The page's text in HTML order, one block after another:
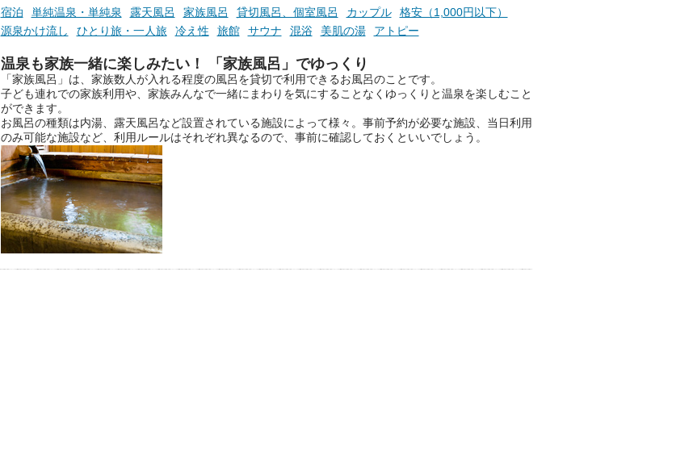
宿泊 単純温泉・単純泉 露天風呂 家族風呂 貸切風呂、個室風呂 カップル
格安（1,000円以下）
源泉かけ流し
ひとり旅・一人旅 冷え性 旅館 サウナ 混浴 美肌の湯 アトピー
温泉も家族一緒に楽しみたい！ 「家族風呂」でゆっくり
「家族風呂」は、家族数人が入れる程度の風呂を貸切で利用できるお風呂のことです。
子ども連れでの家族利用や、家族みんなで一緒にまわりを気にすることなくゆっくりと温泉を楽しむこと
ができます。
お風呂の種類は内湯、露天風呂など設置されている施設によって様々。事前予約が必要な施設、当日利用
のみ可能な施設など、利用ルールはそれぞれ異なるので、事前に確認しておくといいでしょう。